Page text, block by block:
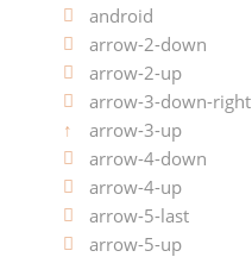
android
arrow-2-down
arrow-2-up
arrow-3-down-right
arrow-3-up
arrow-4-down
arrow-4-up
arrow-5-last
arrow-5-up